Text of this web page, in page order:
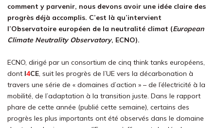
comment y parvenir, nous devons avoir une idée claire des
progrès déjà accomplis. C’est là qu’intervient
l’Observatoire européen de la neutralité climat (European
Climate Neutrality Observatory, ECNO).
ECNO, dirigé par un consortium de cinq think tanks européens,
dont I4CE, suit les progrès de l’UE vers la décarbonation à
travers une série de « domaines d’action » – de l’électricité à la
mobilité, de l’adaptation à la transition juste. Dans le rapport
phare de cette année (publié cette semaine), certains des
progrès les plus importants ont été observés dans le domaine